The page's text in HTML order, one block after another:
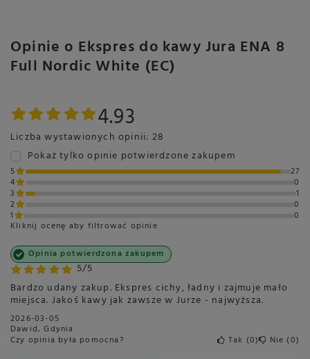
Opinie o Ekspres do kawy Jura ENA 8
Full Nordic White (EC)
4.93
Liczba wystawionych opinii: 28
Pokaż tylko opinie potwierdzone zakupem
5
27
4
0
3
1
2
0
1
0
Kliknij ocenę aby filtrować opinie
5/5
Opinia potwierdzona zakupem
Bardzo udany zakup. Ekspres cichy, ładny i zajmuje mało
miejsca. Jakoś kawy jak zawsze w Jurze - najwyższa.
2026-03-05
Dawid, Gdynia
Czy opinia była pomocna? Tak 0 Nie 0